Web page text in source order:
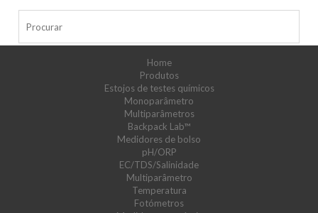
Home
Produtos
Estojos de testes químicos
Monoparâmetro
Multiparâmetros
Backpack Lab™
Medidores de bolso
pH/ORP
EC/TDS/Salinidade
Multiparâmetro
Temperatura
Fotómetros